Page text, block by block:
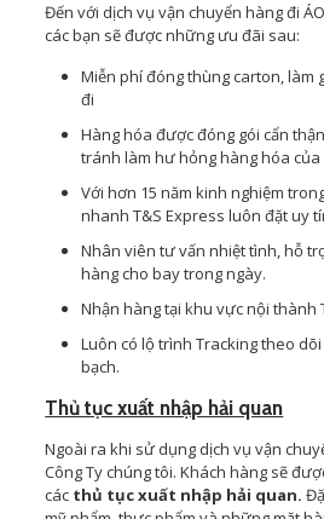
Đến với dịch vụ vận chuyển hàng đi
các bạn sẽ được những ưu đãi sau:
Miễn phí đóng thùng carton, làm
đi
Hàng hóa được đóng gói cẩn
tránh làm hư hỏng hàng hóa của
Với hơn 15 năm kinh nghiệm
nhanh T&S Express luôn đặt uy
Nhân viên tư vấn nhiệt tình, hỗ
hàng cho bay trong ngày.
Nhận hàng tại khu vực nội thành
Luôn có lộ trình Tracking theo
bạch.
Thủ tục xuất nhập hải quan
Ngoài ra khi sử dụng dịch vụ vận
Công Ty chúng tôi. Khách hàng sẽ
các thủ tục xuất nhập hải quan.